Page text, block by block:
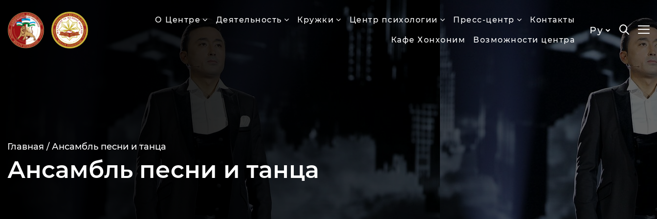
О Центре Деятельность Кружки Центр психологии Пресс-центр Контакты
Кафе Хонхоним Возможности центра
Ру
Главная / Ансамбль песни и танца
Ансамбль песни и танца